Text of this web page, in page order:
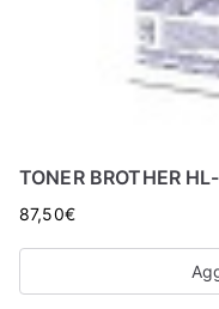
TONER BROTHER
87,50€